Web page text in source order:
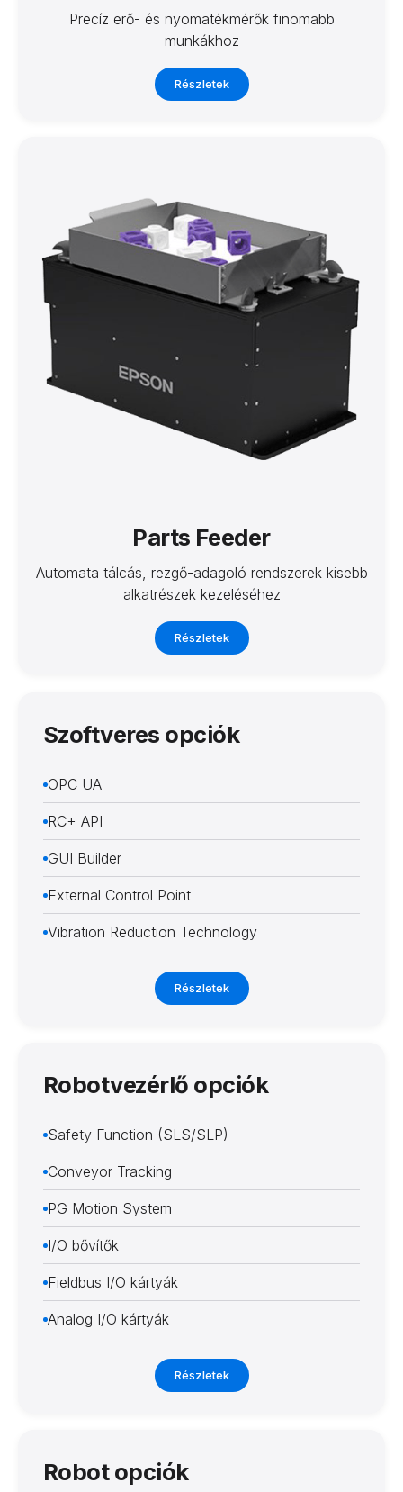
Precíz erő- és nyomatékmérők finomabb
munkákhoz
Részletek
Parts Feeder
Automata tálcás, rezgő-adagoló rendszerek kisebb
alkatrészek kezeléséhez
Részletek
Szoftveres opciók
OPC UA
RC+ API
GUI Builder
External Control Point
Vibration Reduction Technology
Részletek
Robotvezérlő opciók
Safety Function (SLS/SLP)
Conveyor Tracking
PG Motion System
I/O bővítők
Fieldbus I/O kártyák
Analog I/O kártyák
Részletek
Robot opciók